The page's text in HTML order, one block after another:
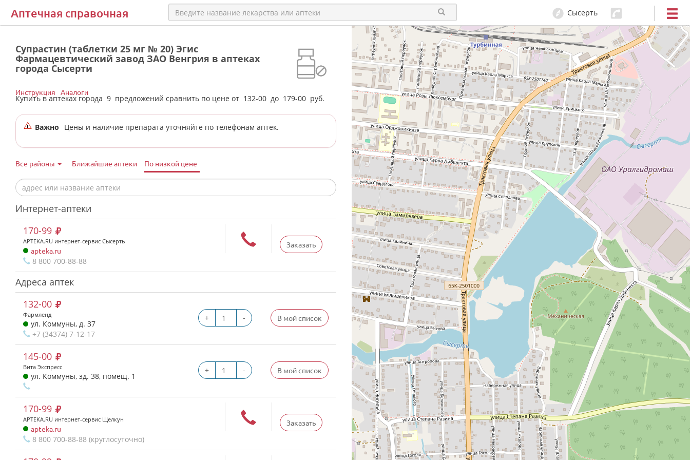
Аптечная справочная Сысерть
Супрастин (таблетки 25 мг № 20) Эгис
Фармацевтический завод ЗАО Венгрия в аптеках
города Сысерти
Купить в аптеках города 9 предложений сравнить по цене от 132-00 до 179-00 руб.
Инструкция Аналоги
Важно Цены и наличие препарата уточняйте по телефонам аптек.
Все районы Ближайшие аптеки По низкой цене
Интернет-аптеки
Заказать
170-99
APTEKA.RU интернет-сервис Сысерть
apteka.ru
8 800 700-88-88
Адреса аптек
+ - В мой список
132-00
Фармленд
ул. Коммуны, д. 37
+7 (34374) 7-12-17
+ - В мой список
145-00
Вита Экспресс
ул. Коммуны, зд. 38, помещ. 1
Заказать
170-99
APTEKA.RU интернет-сервис Щелкун
apteka.ru
8 800 700-88-88 (круглосуточно)